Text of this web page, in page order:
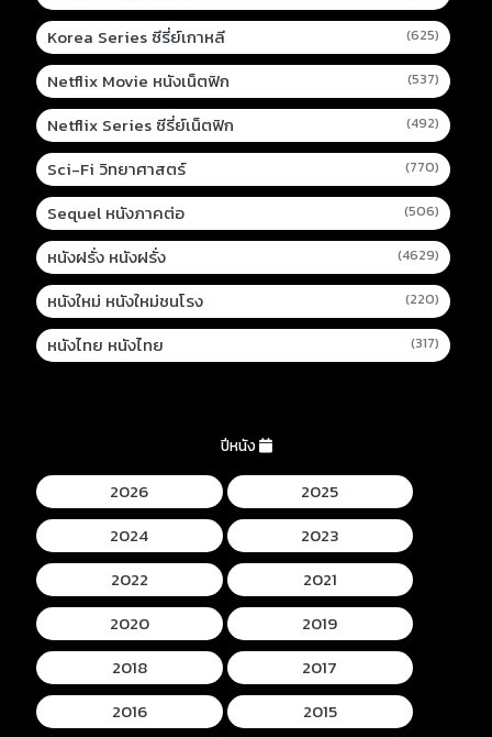
Korea Series ซีรี่ย์เกาหลี (625)
Netflix Movie หนังเน็ตฟิก (537)
Netflix Series ซีรี่ย์เน็ตฟิก (492)
Sci-Fi วิทยาศาสตร์ (770)
Sequel หนังภาคต่อ (506)
หนังฝรั่ง หนังฝรั่ง (4629)
หนังใหม่ หนังใหม่ชนโรง (220)
หนังไทย หนังไทย (317)
ปีหนัง
2026
2025
2024
2023
2022
2021
2020
2019
2018
2017
2016
2015